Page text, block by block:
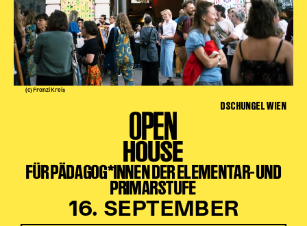
(c) Franzi Kreis
DSCHUNGEL WIEN
OPEN
HOUSE
FÜR PÄDAGOG*INNEN DER ELEMENTAR- UND
PRIMARSTUFE
16. SEPTEMBER